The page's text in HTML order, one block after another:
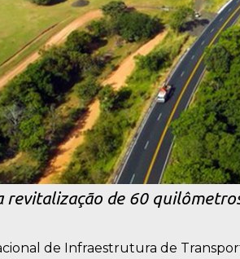
revitalização de 60
de Infraestrutura de